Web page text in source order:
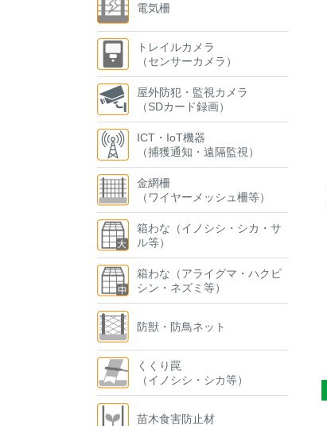
電気柵
トレイルカメラ
（センサーカメラ）
屋外防犯・監視カメラ
（SDカード録画）
ICT・IoT機器
（捕獲通知・遠隔監視）
金網柵
（ワイヤーメッシュ柵等）
箱わな（イノシシ・シカ・サ
ル等）
箱わな（アライグマ・ハクビ
シン・ネズミ等）
防獣・防鳥ネット
くくり罠
（イノシシ・シカ等）
苗木食害防止材